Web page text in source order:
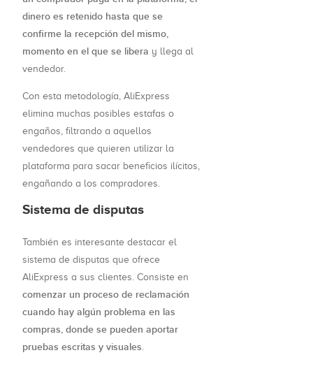
dinero es retenido hasta que se
confirme la recepción del mismo,
momento en el que se libera y llega al
vendedor.
Con esta metodología, AliExpress
elimina muchas posibles estafas o
engaños, filtrando a aquellos
vendedores que quieren utilizar la
plataforma para sacar beneficios ilícitos,
engañando a los compradores.
Sistema de disputas
También es interesante destacar el
sistema de disputas que ofrece
AliExpress a sus clientes. Consiste en
comenzar un proceso de reclamación
cuando hay algún problema en las
compras, donde se pueden aportar
pruebas escritas y visuales